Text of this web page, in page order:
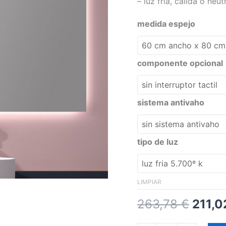
medida espejo
componente opcional
sistema antivaho
tipo de luz
LIMPIAR
263,78€